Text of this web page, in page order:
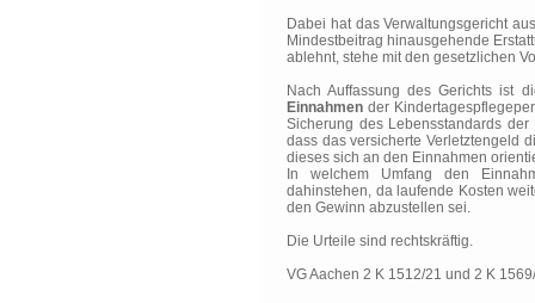
Dabei hat das Verwaltungsgericht
Mindestbeitrag hinausgehende
ablehnt, stehe mit den gesetzlichen
Nach Auffassung des Gerichts ist
Einnahmen der
Sicherung des Lebensstandards
dass das versicherte Verletztengeld
dieses sich an den Einnahmen
In welchem Umfang den
dahinstehen, da laufende Kosten
den Gewinn abzustellen sei.
Die Urteile sind rechtskräftig.
VG Aachen 2 K 1512/21 und 2 K